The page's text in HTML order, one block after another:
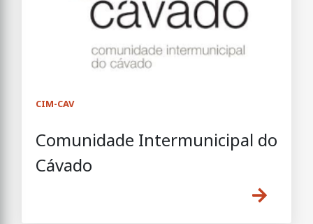
CIM-CAV
Comunidade Intermunicipal do
Cávado